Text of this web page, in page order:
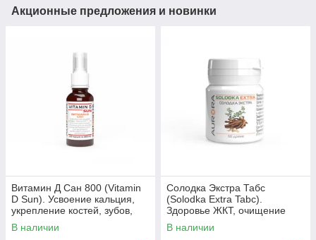
Акционные предложения и новинки
Витамин Д Сан 800 (Vitamin
D Sun). Усвоение кальция,
укрепление костей, зубов,
поддержка иммунной,
нервной систем
В наличии
Солодка Экстра Табс
(Solodka Extra Tabc).
Здоровье ЖКТ, очищение
бронхов и лимфодренаж
В наличии